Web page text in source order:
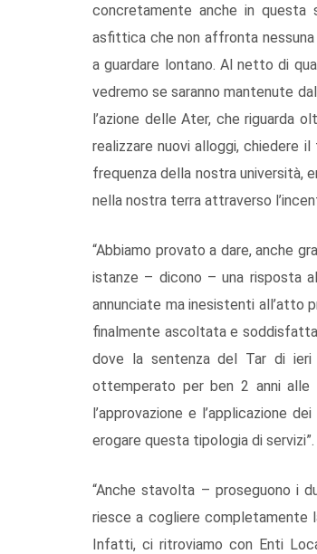
concretamente anche in questa
asfittica che non affronta
a guardare lontano. Al netto di
vedremo se saranno mantenute
l’azione delle Ater, che riguarda
realizzare nuovi alloggi, chiedere
frequenza della nostra università,
nella nostra terra attraverso
“Abbiamo provato a dare, anche
istanze – dicono – una risposta
annunciate ma inesistenti all’atto
finalmente ascoltata e soddisfatta
dove la sentenza del Tar di ieri
ottemperato per ben 2 anni alle
l’approvazione e l’applicazione
erogare questa tipologia di servizi”.
“Anche stavolta – proseguono i
riesce a cogliere completamente
Infatti, ci ritroviamo con Enti